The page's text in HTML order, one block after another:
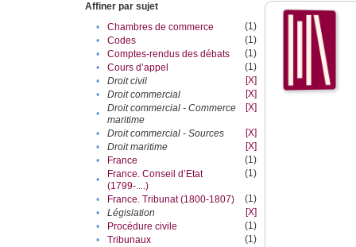
Affiner par sujet
•
Chambres de commerce
(1)
•
Codes
(1)
•
Comptes-rendus des débats
(1)
•
Cours d’appel
(1)
•
Droit civil
[X]
•
Droit commercial
[X]
•
Droit commercial - Commerce
maritime
[X]
• Droit commercial - Sources
[X]
•
Droit maritime
[X]
•
France
(1)
•
France. Conseil d’Etat
(1799-....)
(1)
• France. Tribunat (1800-1807)
(1)
•
Législation
[X]
•
Procédure civile
(1)
•
Tribunaux
(1)